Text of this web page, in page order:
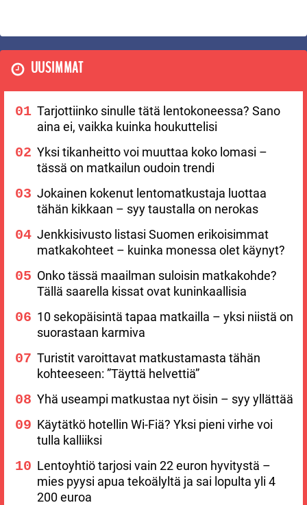
UUSIMMAT
Tarjottiinko sinulle tätä lentokoneessa? Sano
aina ei, vaikka kuinka houkuttelisi
Yksi tikanheitto voi muuttaa koko lomasi –
tässä on matkailun oudoin trendi
Jokainen kokenut lentomatkustaja luottaa
tähän kikkaan – syy taustalla on nerokas
Jenkkisivusto listasi Suomen erikoisimmat
matkakohteet – kuinka monessa olet käynyt?
Onko tässä maailman suloisin matkakohde?
Tällä saarella kissat ovat kuninkaallisia
10 sekopäisintä tapaa matkailla – yksi niistä on
suorastaan karmiva
Turistit varoittavat matkustamasta tähän
kohteeseen: ”Täyttä helvettiä”
Yhä useampi matkustaa nyt öisin – syy yllättää
Käytätkö hotellin Wi-Fiä? Yksi pieni virhe voi
tulla kalliiksi
Lentoyhtiö tarjosi vain 22 euron hyvitystä –
mies pyysi apua tekoälyltä ja sai lopulta yli 4
200 euroa